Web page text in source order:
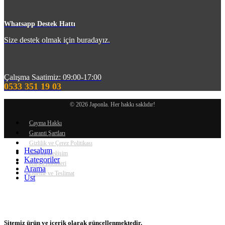
Whatsapp Destek Hattı
Size destek olmak için buradayız.
Çalışma Saatimiz: 09:00-17:00
0533 351 19 03
© 2026 Japonla. Her hakkı saklıdır!
Cayma Hakkı
Garanti Şartları
Gizlilik ve Çerez Politikası
İade ve Değişim
Kargo İşlemleri
Ödeme ve Teslimat
Hesabım
Kategoriler
Arama
Üst
Sitemiz ürün ve içerik olarak güncellenmektedir.